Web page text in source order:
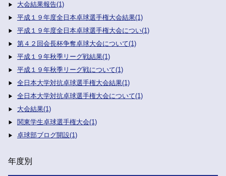
大会結果報告(1)
平成１９年度全日本卓球選手権大会結果(1)
平成１９年度全日本卓球選手権大会につい(1)
第４２回会長杯争奪卓球大会について(1)
平成１９年秋季リーグ戦結果(1)
平成１９年秋季リーグ戦について(1)
全日本大学対抗卓球選手権大会結果(1)
全日本大学対抗卓球選手権大会について(1)
大会結果(1)
関東学生卓球選手権大会(1)
卓球部ブログ開設(1)
年度別